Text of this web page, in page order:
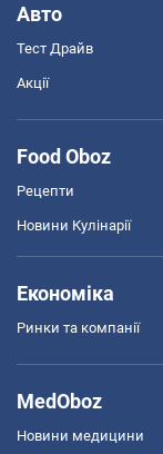
Авто
Тест Драйв
Акції
Food Oboz
Рецепти
Новини Кулінарії
Економіка
Ринки та компанії
MedOboz
Новини медицини